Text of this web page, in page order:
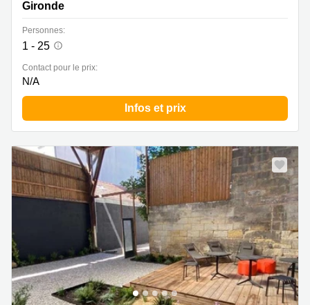
Paris
Centre
d'affaires
Gironde
Personnes:
1 - 25
Contact pour le prix:
N/A
Infos et prix